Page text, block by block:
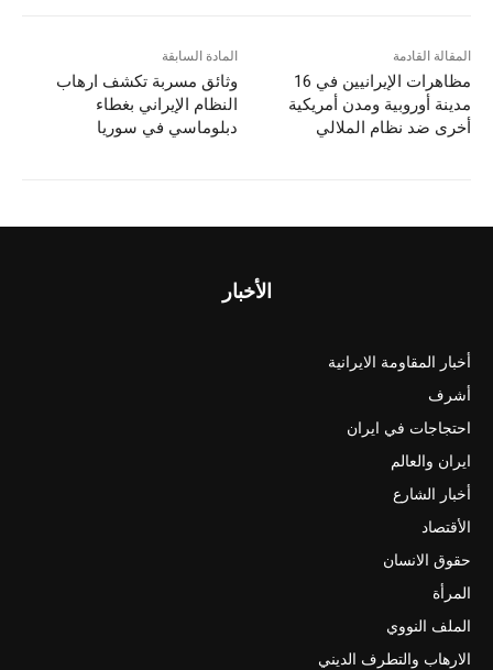
المادة السابقة
وثائق مسربة تكشف ارهاب
النظام الإيراني بغطاء
دبلوماسي في سوريا
المقالة القادمة
مظاهرات الإيرانيين في 16
مدينة أوروبية ومدن أمريكية
أخرى ضد نظام الملالي
الأخبار
أخبار المقاومة الايرانية
أشرف
احتجاجات في ايران
ايران والعالم
أخبار الشارع
الأقتصاد
حقوق الانسان
المرأة
الملف النووي
الارهاب والتطرف الديني